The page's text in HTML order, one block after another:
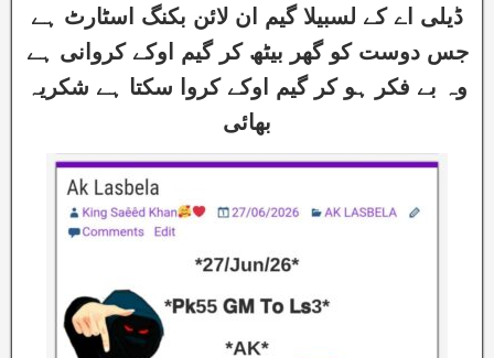
ڈیلی اے کے لسبیلا گیم ان لائن بکنگ اسٹارٹ ہے
جس دوست کو گھر بیٹھ کر گیم اوکے کروانی ہے
وہ بے فکر ہو کر گیم اوکے کروا سکتا ہے شکریہ
بھائی